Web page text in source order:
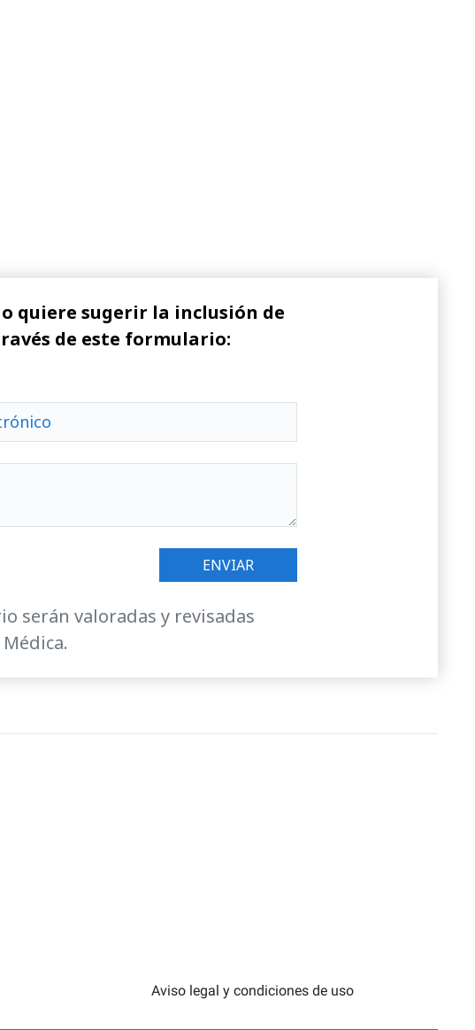
quiere sugerir la inclusión de
de este formulario:
serán valoradas y revisadas
Aviso legal y condiciones de uso